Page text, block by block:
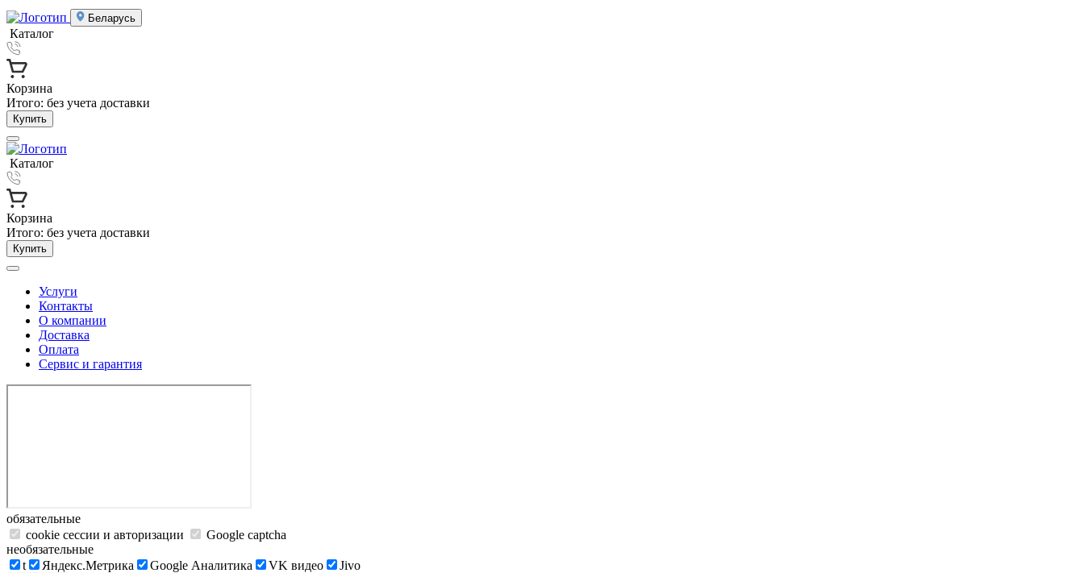
Беларусь
Каталог
Корзина
Итого: без учета доставки
Купить
Каталог
Корзина
Итого: без учета доставки
Купить
Услуги
Контакты
О компании
Доставка
Оплата
Сервис и гарантия
обязательные
cookie сессии и авторизации
Google captcha
необязательные
t
Яндекс.Метрика Google Аналитика VK видео Jivo